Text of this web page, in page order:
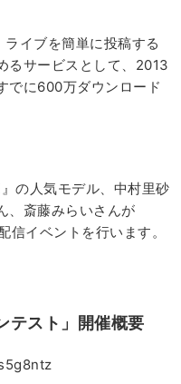
ライブを簡単に投稿する
サービスとして、 2013
でに600万ダウンロード
』の人気モデル、中村里砂
、斎藤みらいさんが
信イベントを行います。
テスト」開催概要